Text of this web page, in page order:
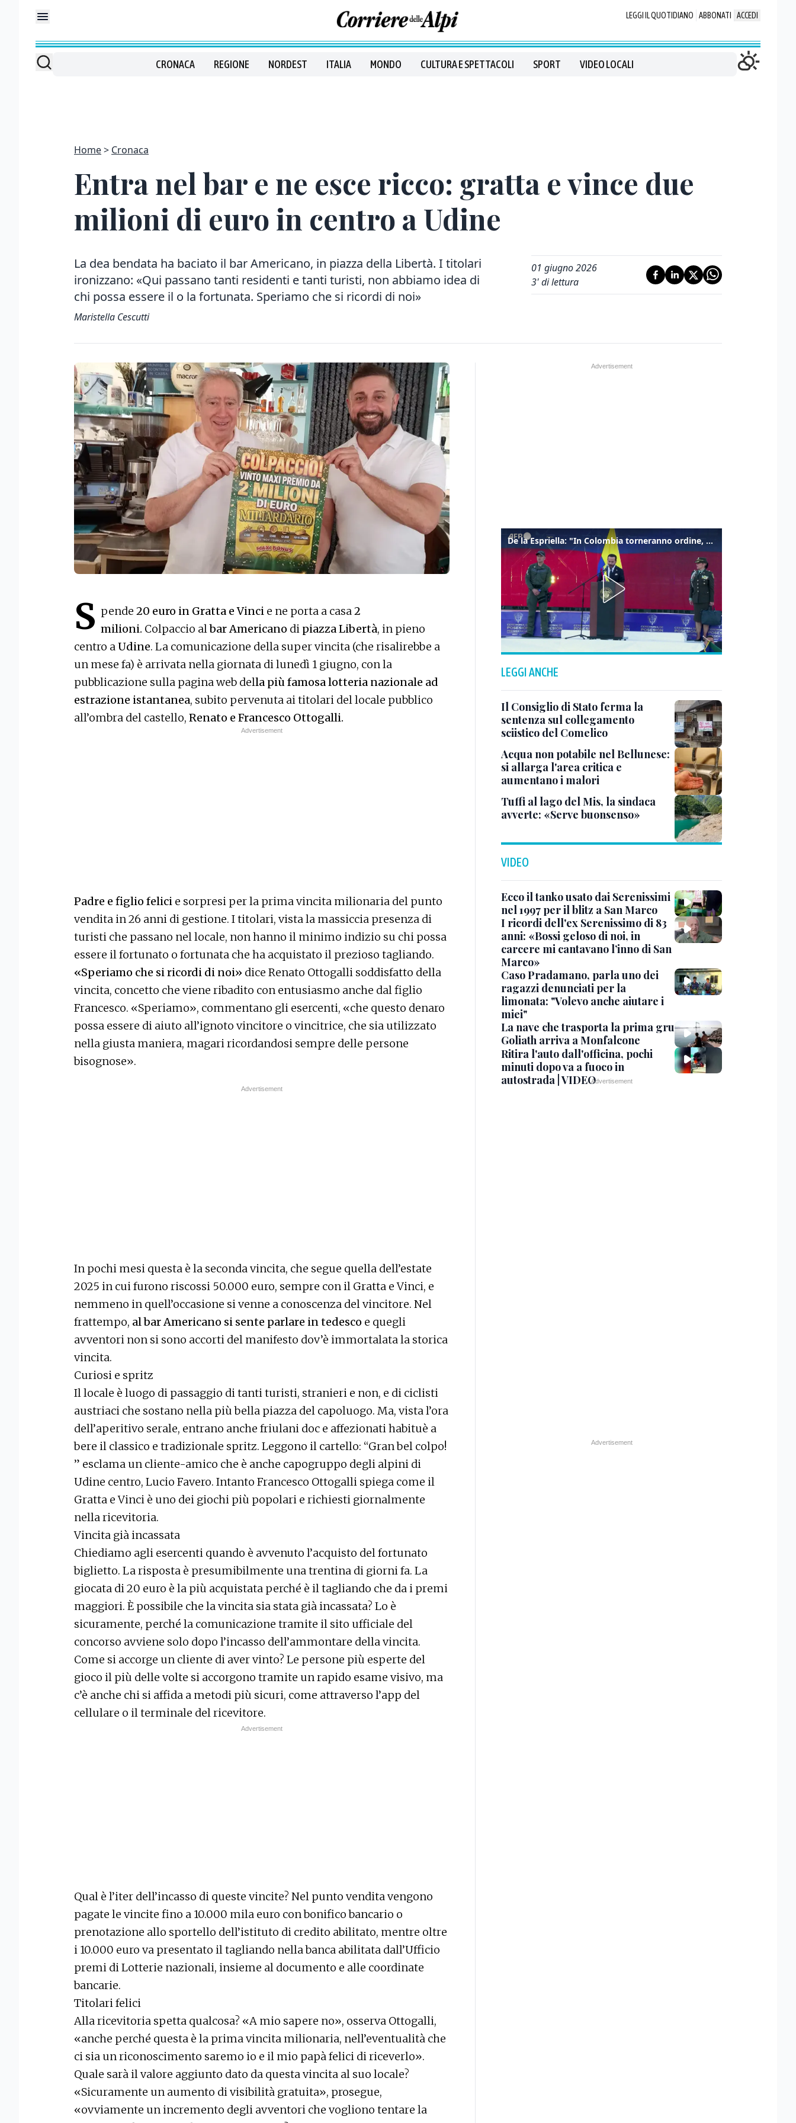
LEGGI IL QUOTIDIANO ABBONATI ACCEDI
CRONACA REGIONE NORDEST ITALIA MONDO CULTURA E SPETTACOLI SPORT VIDEO LOCALI
Home Cronaca
Entra nel bar e ne esce ricco: gratta e vince due
milioni di euro in centro a Udine
La dea bendata ha baciato il bar Americano, in piazza della Libertà. I titolari
ironizzano: «Qui passano tanti residenti e tanti turisti, non abbiamo idea di
chi possa essere il o la fortunata. Speriamo che si ricordi di noi»
Maristella Cescutti
01 giugno 2026
3' di lettura
S pende 20 euro in Gratta e Vinci e ne porta a casa2
milioni. Colpaccio albar Americano di piazza Libertà, in pieno
centro aUdine. La comunicazione della super vincita (che risalirebbe a
un mese fa) è arrivata nella giornata di lunedì 1 giugno, con la
pubblicazione sulla pagina web della più famosa lotteria nazionale ad
estrazione istantanea, subito pervenuta ai titolari del locale pubblico
all’ombra del castello, Renato e Francesco Ottogalli.
Padre e figlio felici e sorpresi per la prima vincita milionaria del punto
vendita in 26 anni di gestione. I titolari, vista la massiccia presenza di
turisti che passano nel locale, non hanno il minimo indizio su chi possa
essere il fortunato o fortunata che ha acquistato il prezioso tagliando.
«Speriamo che si ricordi di noi» dice Renato Ottogalli soddisfatto della
vincita, concetto che viene ribadito con entusiasmo anche dal figlio
Francesco. «Speriamo», commentano gli esercenti, «che questo denaro
possa essere di aiuto all’ignoto vincitore o vincitrice, che sia utilizzato
nella giusta maniera, magari ricordandosi sempre delle persone
bisognose».
In pochi mesi questa è la seconda vincita, che segue quella dell’estate
2025 in cui furono riscossi 50.000 euro, sempre con il Gratta e Vinci, e
nemmeno in quell’occasione si venne a conoscenza del vincitore. Nel
frattempo, al bar Americano si sente parlare in tedesco e quegli
avventori non si sono accorti del manifesto dov’è immortalata la storica
vincita.
Curiosi e spritz
Il locale è luogo di passaggio di tanti turisti, stranieri e non, e di ciclisti
austriaci che sostano nella più bella piazza del capoluogo. Ma, vista l’ora
dell’aperitivo serale, entrano anche friulani doc e affezionati habituè a
bere il classico e tradizionale spritz. Leggono il cartello: “Gran bel colpo!
” esclama un cliente-amico che è anche capogruppo degli alpini di
Udine centro, Lucio Favero. Intanto Francesco Ottogalli spiega come il
Gratta e Vinci è uno dei giochi più popolari e richiesti giornalmente
nella ricevitoria.
Vincita già incassata
Chiediamo agli esercenti quando è avvenuto l’acquisto del fortunato
biglietto. La risposta è presumibilmente una trentina di giorni fa. La
giocata di 20 euro è la più acquistata perché è il tagliando che da i premi
maggiori. È possibile che la vincita sia stata già incassata? Lo è
sicuramente, perché la comunicazione tramite il sito ufficiale del
concorso avviene solo dopo l’incasso dell’ammontare della vincita.
Come si accorge un cliente di aver vinto? Le persone più esperte del
gioco il più delle volte si accorgono tramite un rapido esame visivo, ma
c’è anche chi si affida a metodi più sicuri, come attraverso l’app del
cellulare o il terminale del ricevitore.
Qual è l’iter dell’incasso di queste vincite? Nel punto vendita vengono
pagate le vincite fino a 10.000 mila euro con bonifico bancario o
prenotazione allo sportello dell’istituto di credito abilitato, mentre oltre
i 10.000 euro va presentato il tagliando nella banca abilitata dall’Ufficio
premi di Lotterie nazionali, insieme al documento e alle coordinate
bancarie.
Titolari felici
Alla ricevitoria spetta qualcosa? «A mio sapere no», osserva Ottogalli,
«anche perché questa è la prima vincita milionaria, nell’eventualità che
ci sia un riconoscimento saremo io e il mio papà felici di riceverlo».
Quale sarà il valore aggiunto dato da questa vincita al suo locale?
«Sicuramente un aumento di visibilità gratuita», prosegue,
«ovviamente un incremento degli avventori che vogliono tentare la
De la Espriella: "In Colombia torneranno ordine, autorità e libertà"
LEGGI ANCHE
Il Consiglio di Stato ferma la
sentenza sul collegamento
sciistico del Comelico
Acqua non potabile nel Bellunese:
si allarga l'area critica e
aumentano i malori
Tuffi al lago del Mis, la sindaca
avverte: «Serve buonsenso»
VIDEO
Ecco il tanko usato dai Serenissimi
nel 1997 per il blitz a San Marco
I ricordi dell'ex Serenissimo di 83
anni: «Bossi geloso di noi, in
carcere mi cantavano l’inno di San
Marco»
Caso Pradamano, parla uno dei
ragazzi denunciati per la
limonata: "Volevo anche aiutare i
miei"
La nave che trasporta la prima gru
Goliath arriva a Monfalcone
Ritira l'auto dall'officina, pochi
minuti dopo va a fuoco in
autostrada | VIDEO